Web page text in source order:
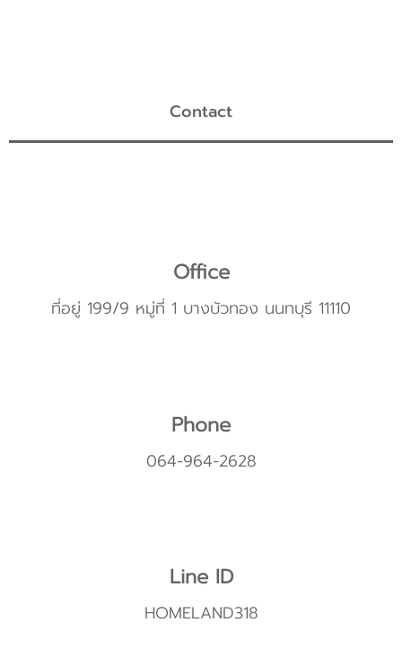
Contact
Office
ที่อยู่ 199/9 หมู่ที่ 1 บางบัวทอง นนทบุรี 11110
Phone
064-964-2628
Line ID
HOMELAND318